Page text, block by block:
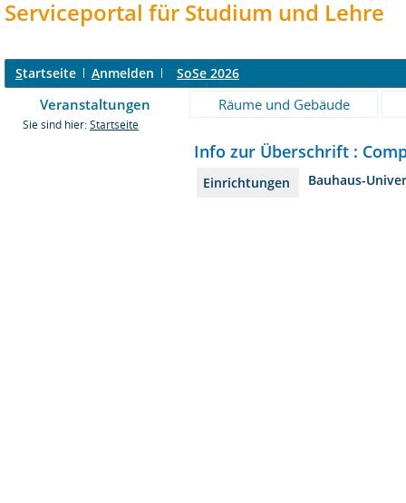
Serviceportal für Studium und Lehre
Startseite Anmelden SoSe 2026
Veranstaltungen Räume und Gebäude
Sie sind hier: Startseite
Info zur Überschrift :
Einrichtungen Bauhaus-